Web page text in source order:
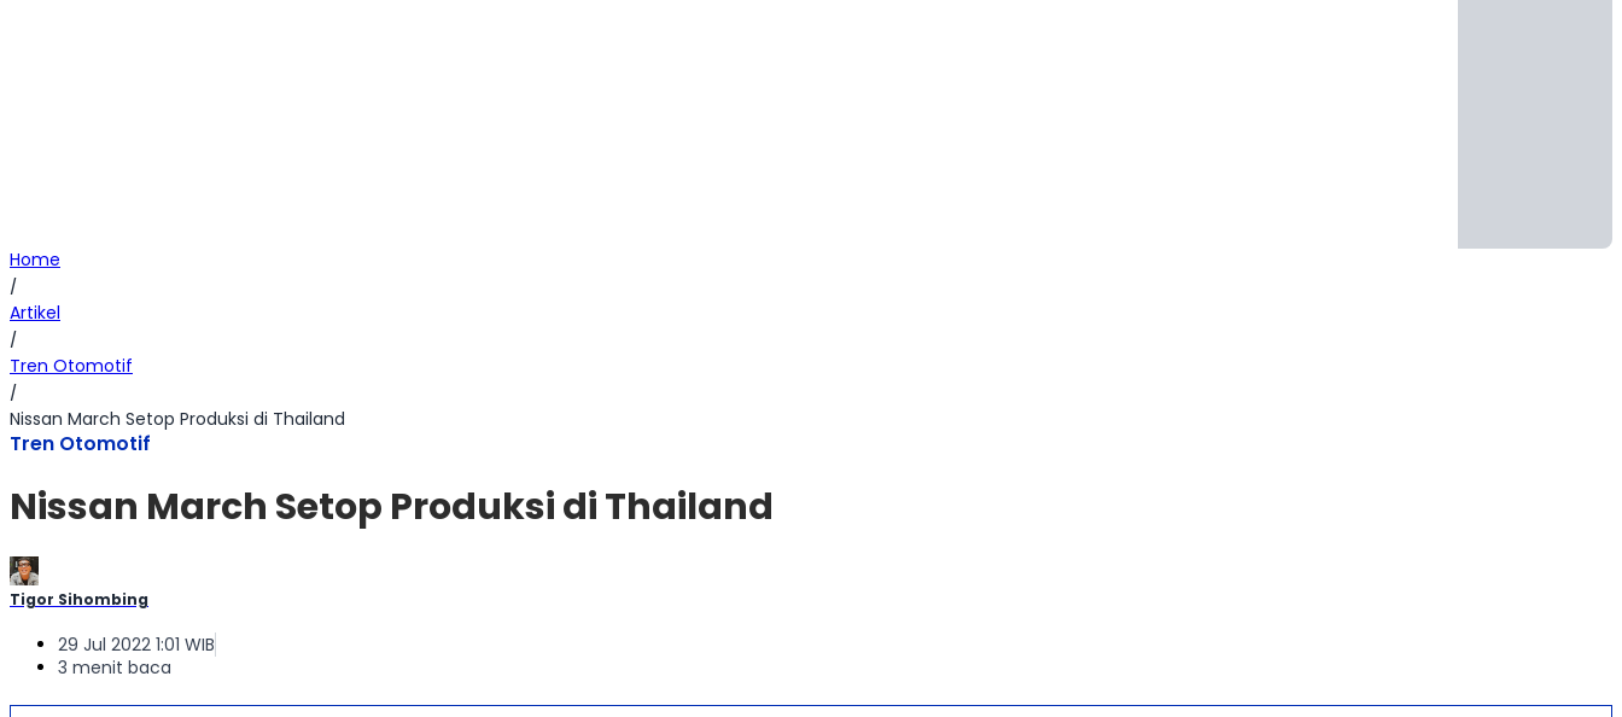
Home
/
Artikel
/
Tren Otomotif
/
Nissan March Setop Produksi di Thailand
Tren Otomotif
Nissan March Setop Produksi di Thailand
Tigor Sihombing
29 Jul 2022 1:01 WIB
3 menit baca